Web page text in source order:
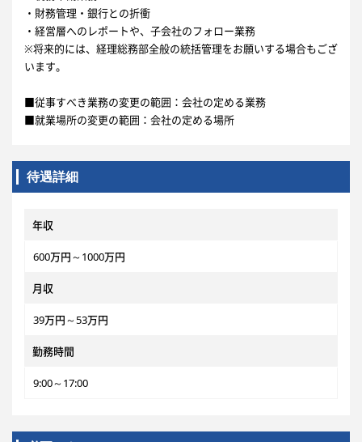
・財務管理・銀行との折衝
・経営層へのレポートや、子会社のフォロー業務
※将来的には、経理総務部全般の統括管理をお願いする場合もござ
います。
■従事すべき業務の変更の範囲：会社の定める業務
■就業場所の変更の範囲：会社の定める場所
待遇詳細
年収
600万円～1000万円
月収
39万円～53万円
勤務時間
9:00～17:00